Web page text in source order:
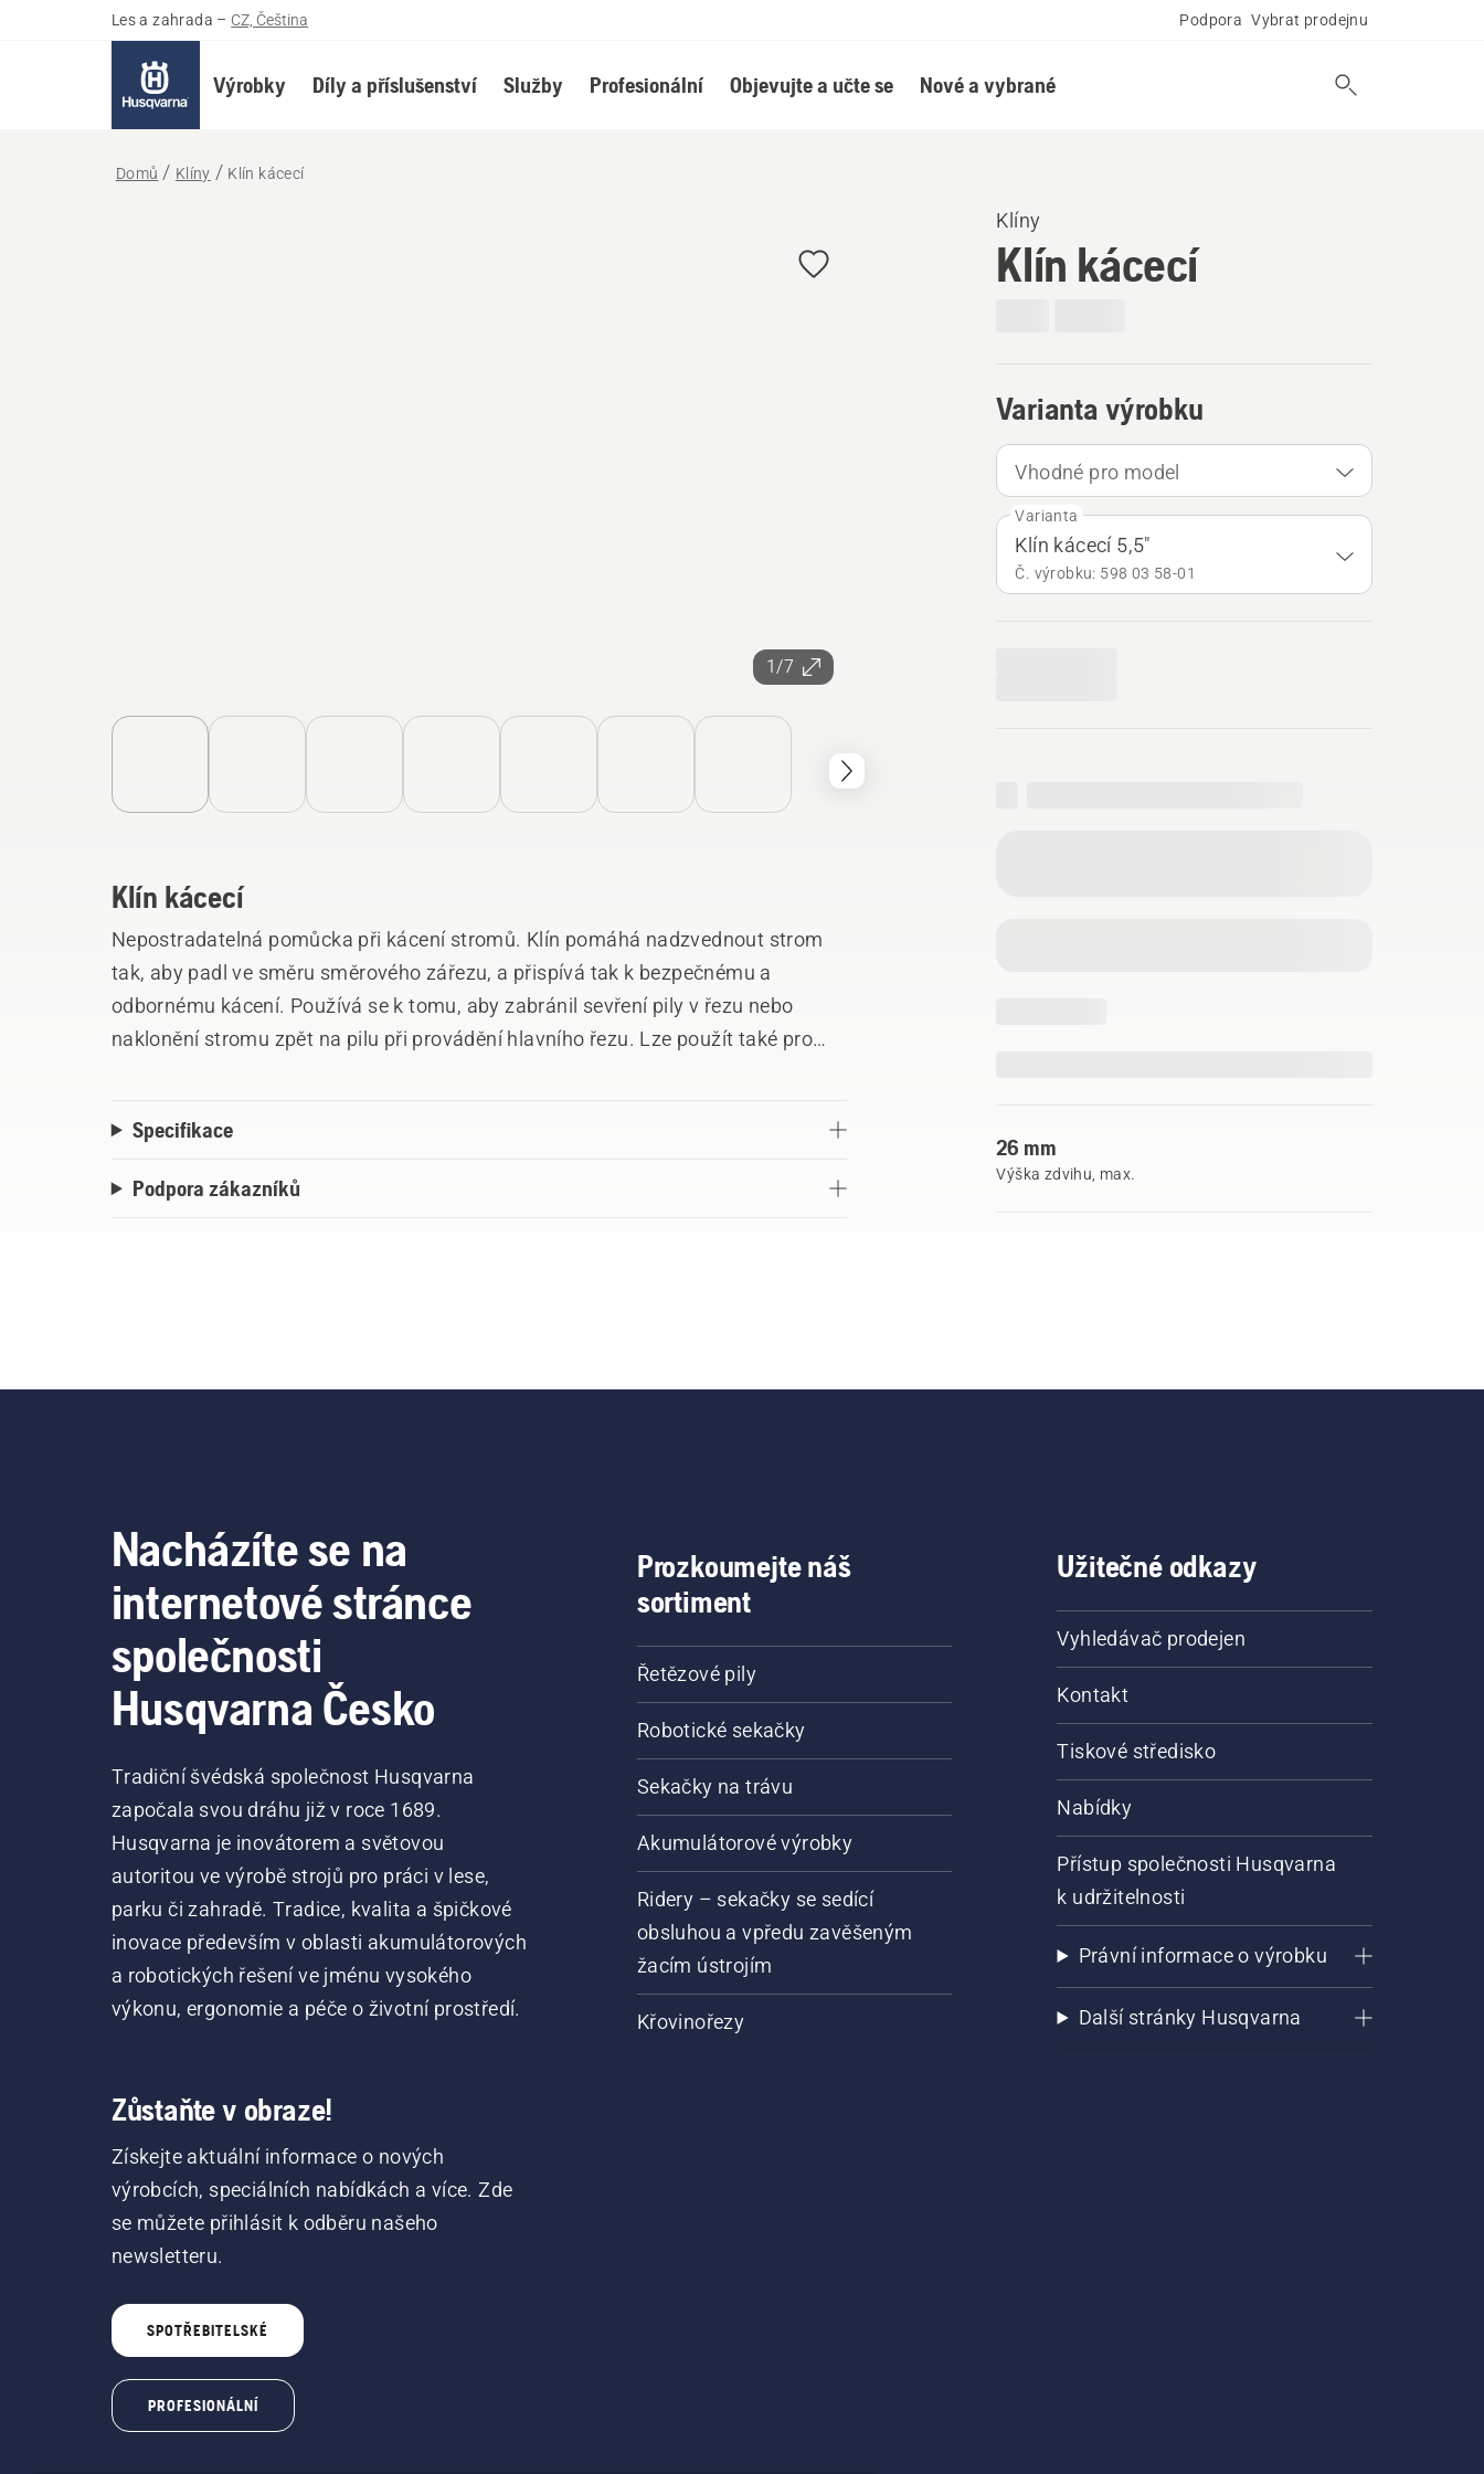
Les a zahrada – CZ, Čeština Podpora Vybrat prodejnu
Výrobky Díly a příslušenství Služby Profesionální Objevujte a učte se Nové a vybrané
Domů Klíny Klín kácecí
1/7
Klíny
Klín kácecí
Varianta výrobku
Vhodné pro model
Varianta
Klín kácecí 5,5"
Č. výrobku: 598 03 58‑01
26 mm
Výška zdvihu, max.
Klín kácecí
Nepostradatelná pomůcka při kácení stromů. Klín pomáhá nadzvednout strom
tak, aby padl ve směru směrového zářezu, a přispívá tak k bezpečnému a
odbornému kácení. Používá se k tomu, aby zabránil sevření pily v řezu nebo
naklonění stromu zpět na pilu při provádění hlavního řezu. Lze použít také pro
Specifikace
Podpora zákazníků
Nacházíte se na
internetové stránce
společnosti
Husqvarna Česko
Tradiční švédská společnost Husqvarna
započala svou dráhu již v roce 1689.
Husqvarna je inovátorem a světovou
autoritou ve výrobě strojů pro práci v lese,
parku či zahradě. Tradice, kvalita a špičkové
inovace především v oblasti akumulátorových
a robotických řešení ve jménu vysokého
výkonu, ergonomie a péče o životní prostředí.
Zůstaňte v obraze!
Získejte aktuální informace o nových
výrobcích, speciálních nabídkách a více. Zde
se můžete přihlásit k odběru našeho
newsletteru.
SPOTŘEBITELSKÉ
PROFESIONÁLNÍ
Prozkoumejte náš
sortiment
Řetězové pily
Robotické sekačky
Sekačky na trávu
Akumulátorové výrobky
Ridery – sekačky se sedící
obsluhou a vpředu zavěšeným
žacím ústrojím
Křovinořezy
Užitečné odkazy
Vyhledávač prodejen
Kontakt
Tiskové středisko
Nabídky
Přístup společnosti Husqvarna
k udržitelnosti
Právní informace o výrobku
Další stránky Husqvarna